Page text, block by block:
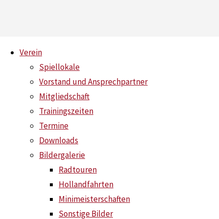
content
Verein
Spiellokale
Vorstand und Ansprechpartner
Mitgliedschaft
Trainingszeiten
Termine
Downloads
Bildergalerie
Radtouren
Hollandfahrten
Minimeisterschaften
Sonstige Bilder
1. Herren schlägt BV Borussia
Dortmund II sensationell mit 7:3